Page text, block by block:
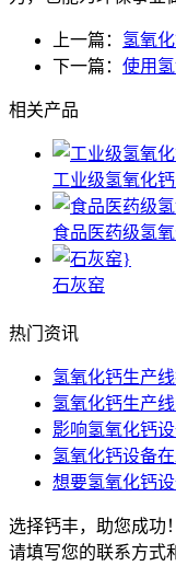
上一篇： 氢氧
下一篇： 使用
相关产品
工业级氢氧化
食品医药级氢
石灰窑
热门资讯
氢氧化钙生产
氢氧化钙生产
影响氢氧化钙
氢氧化钙设备
想要氢氧化钙
选择钙丰，助您成功！
请填写您的联系方式